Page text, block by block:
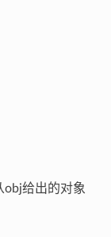
obj给出的对象